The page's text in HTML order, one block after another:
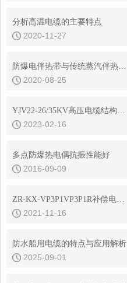
分析高温电缆的主要特点
2020-11-27
防爆电伴热带与传统蒸汽伴热有什么区别？
2020-08-25
YJV22-26/35KV高压电缆结构参数
2023-02-16
多点防爆热电偶抗振性能好
2016-09-09
ZR-KX-VP3P1VP3P1R补偿电缆规格书
2021-11-16
防水船用电缆的特点与应用解析
2025-09-01